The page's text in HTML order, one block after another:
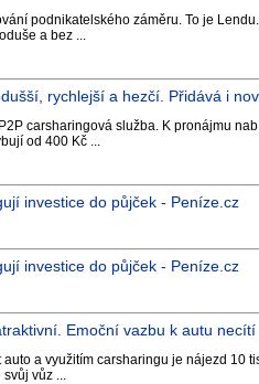
podnikatelského záměru. To je
a bez ...
rychlejší a hezčí. Přidává i
carsharingová služba. K pronájmu
od 400 Kč ...
investice do půjček - Peníze.cz
investice do půjček - Peníze.cz
Emoční vazbu k autu
a využitím carsharingu je nájezd 10
vůz ...